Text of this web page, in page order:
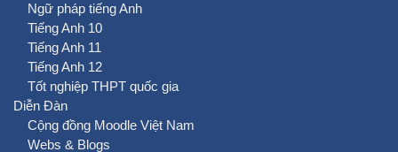
Ngữ pháp tiếng Anh
Tiếng Anh 10
Tiếng Anh 11
Tiếng Anh 12
Tốt nghiệp THPT quốc gia
Diễn Đàn
Cộng đồng Moodle Việt Nam
Webs & Blogs